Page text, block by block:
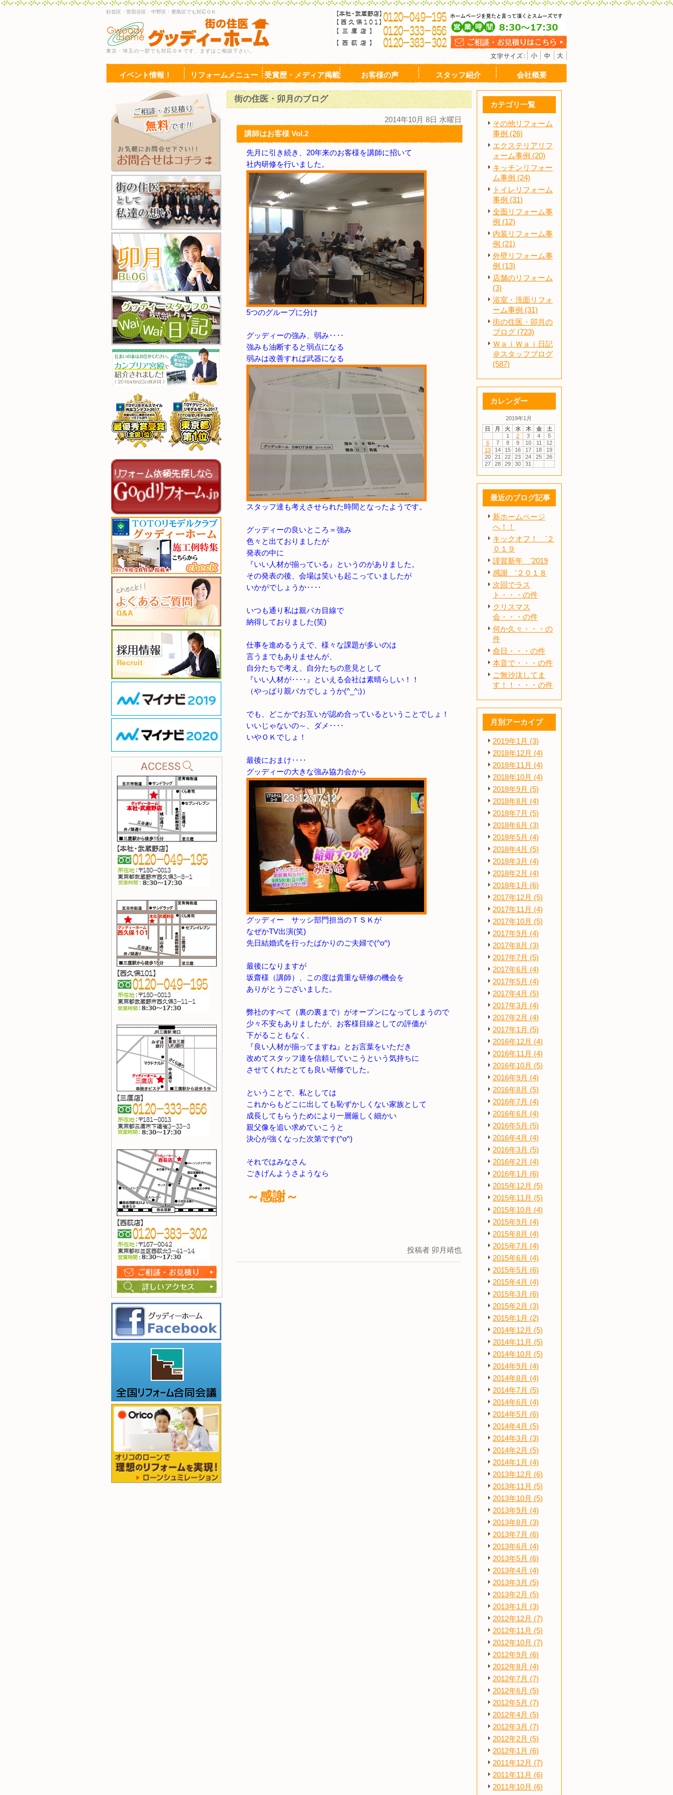
杉並区・世田谷区・中野区・豊島区でも対応ＯＫ
東京・埼玉の一部でも対応ＯＫです、まずはご相談下さい。
イベント情報！ リフォームメニュー 受賞歴・メディア掲載 お客様の声 スタッフ紹介 会社概要
街の住医・卯月のブログ
2014年10月 8日 水曜日
講師はお客様 Vol.2
先月に引き続き、20年来のお客様を講師に招いて
社内研修を行いました。
5つのグループに分け
グッディーの強み、弱み‥‥
強みも油断すると弱点になる
弱みは改善すれば武器になる
スタッフ達も考えさせられた時間となったようです。
グッディーの良いところ＝強み
色々と出ておりましたが
発表の中に
『いい人材が揃っている』というのがありました。
その発表の後、会場は笑いも起こっていましたが
いかがでしょうか‥‥
いつも通り私は親バカ目線で
納得しておりました(笑)
仕事を進めるうえで、様々な課題が多いのは
言うまでもありませんが、
自分たちで考え、自分たちの意見として
『いい人材が‥‥』といえる会社は素晴らしい！！
（やっぱり親バカでしょうか(^_^;)）
でも、どこかでお互いが認め合っているということでしょ！
いいじゃないの～、ダメ‥‥
いやＯＫでしょ！
最後におまけ‥‥
グッディーの大きな強み協力会から
グッディー サッシ部門担当のＴＳＫが
なぜかTV出演(笑)
先日結婚式を行ったばかりのご夫婦で(^o^)
最後になりますが
坂齋様（講師）、この度は貴重な研修の機会を
ありがとうございました。
弊社のすべて（裏の裏まで）がオープンになってしまうので
少々不安もありましたが、お客様目線としての評価が
下がることもなく、
『良い人材が揃ってますね』とお言葉をいただき
改めてスタッフ達を信頼していこうという気持ちに
させてくれたとても良い研修でした。
ということで、私としては
これからもどこに出しても恥ずかしくない家族として
成長してもらうためにより一層厳しく細かい
親父像を追い求めていこうと
決心が強くなった次第です(^o^)
それではみなさん
ごきげんようさようなら
～感謝～
投稿者 卯月靖也
カテゴリ一覧
その他リフォーム
事例 (26)
エクステリアリフ
ォーム事例 (20)
キッチンリフォー
ム事例 (24)
トイレリフォーム
事例 (31)
全面リフォーム事
例 (12)
内装リフォーム事
例 (21)
外壁リフォーム事
例 (13)
店舗のリフォーム
(3)
浴室・洗面リフォ
ーム事例 (31)
街の住医・卯月の
ブログ (723)
ＷａｉＷａｉ日記
＠スタッフブログ
(587)
カレンダー
2019年1月
日
月 火 水 木 金
土
1
2 3 4
5
6
7 8 9 10 11
12
13
14 15 16 17 18
19
20
21 22 23 24 25
26
27
28 29 30 31
最近のブログ記事
新ホームページ
へ！！
キックオフ！ '２
０１９
謹賀新年 '2019
感謝 '２０１８
次回でラス
ト・・・の件
クリスマス
会・・・の件
何か久々・・・の
件
命日・・・の件
本音で・・・の件
ご無沙汰してま
す！！・・・の件
月別アーカイブ
2019年1月 (3)
2018年12月 (4)
2018年11月 (4)
2018年10月 (4)
2018年9月 (5)
2018年8月 (4)
2018年7月 (5)
2018年6月 (3)
2018年5月 (4)
2018年4月 (5)
2018年3月 (4)
2018年2月 (4)
2018年1月 (6)
2017年12月 (5)
2017年11月 (4)
2017年10月 (5)
2017年9月 (4)
2017年8月 (3)
2017年7月 (5)
2017年6月 (4)
2017年5月 (4)
2017年4月 (5)
2017年3月 (4)
2017年2月 (4)
2017年1月 (5)
2016年12月 (4)
2016年11月 (4)
2016年10月 (5)
2016年9月 (4)
2016年8月 (5)
2016年7月 (4)
2016年6月 (4)
2016年5月 (5)
2016年4月 (4)
2016年3月 (5)
2016年2月 (4)
2016年1月 (6)
2015年12月 (5)
2015年11月 (5)
2015年10月 (4)
2015年9月 (4)
2015年8月 (4)
2015年7月 (4)
2015年6月 (4)
2015年5月 (6)
2015年4月 (4)
2015年3月 (6)
2015年2月 (3)
2015年1月 (2)
2014年12月 (5)
2014年11月 (5)
2014年10月 (5)
2014年9月 (4)
2014年8月 (4)
2014年7月 (5)
2014年6月 (4)
2014年5月 (6)
2014年4月 (5)
2014年3月 (3)
2014年2月 (5)
2014年1月 (4)
2013年12月 (6)
2013年11月 (5)
2013年10月 (5)
2013年9月 (4)
2013年8月 (3)
2013年7月 (6)
2013年6月 (4)
2013年5月 (6)
2013年4月 (4)
2013年3月 (5)
2013年2月 (5)
2013年1月 (3)
2012年12月 (7)
2012年11月 (5)
2012年10月 (7)
2012年9月 (6)
2012年8月 (4)
2012年7月 (7)
2012年6月 (5)
2012年5月 (7)
2012年4月 (5)
2012年3月 (7)
2012年2月 (5)
2012年1月 (6)
2011年12月 (7)
2011年11月 (6)
2011年10月 (6)